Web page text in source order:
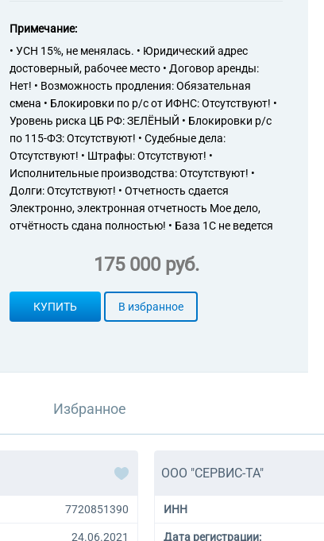
47.43 Торговля розничная
47.52.1 Торговля розничная
47.52.7 Торговля розничная
группировки, в
47.54 Торговля розничная
47.59 Торговля розничная
изделиями в
47.59.1 Торговля розничная
47.59.9 Торговля розничная
группировки, в
47.78.1 Торговля розничная
измерений, кроме очков, в
47.78.9 Торговля розничная
группировки, в
47.91.3 Торговля розничная
58.11 Издание книг
58.14 Издание журналов и
58.19 Виды издательской
62.09 Деятельность, связанная
73.11 Деятельность рекламных
включенная в другие
74.20 Деятельность в области
Примечание:
• УСН 15%, не менялась. • Юридический адрес
достоверный, рабочее место • Договор аренды:
Нет! • Возможность продления: Обязательная
смена • Блокировки по р/с от ИФНС: Отсутствуют! •
Уровень риска ЦБ РФ: ЗЕЛЁНЫЙ • Блокировки р/с
по 115-ФЗ: Отсутствуют! • Судебные дела:
Отсутствуют! • Штрафы: Отсутствуют! •
Исполнительные производства: Отсутствуют! •
Долги: Отсутствуют! • Отчетность сдается
Электронно, электронная отчетность Мое дело,
отчётность сдана полностью! • База 1С не ведется
175 000 руб.
КУПИТЬ В избранное
Избранное
7720851390
24.06.2021
ООО "СЕРВИС-ТА"
ИНН
Дата регистрации: